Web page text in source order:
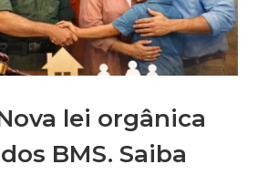
lei orgânica
BMS. Saiba